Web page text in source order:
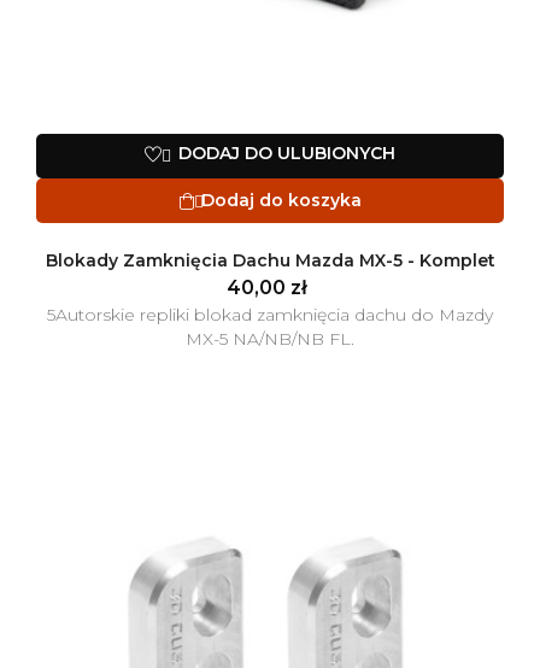
 DODAJ DO ULUBIONYCH
Dodaj do koszyka
Blokady Zamknięcia Dachu Mazda MX-5 - Komplet
40,00 zł
5Autorskie repliki blokad zamknięcia dachu do Mazdy
MX-5 NA/NB/NB FL.